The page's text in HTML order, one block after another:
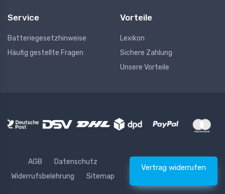
Service
Batteriegesetzhinweise
Häufig gestellte Fragen
Vorteile
Lexikon
Sichere Zahlung
Unsere Vorteile
AGB
Datenschutz
Widerrufsbelehrung
Sitemap
Vertrag widerrufen